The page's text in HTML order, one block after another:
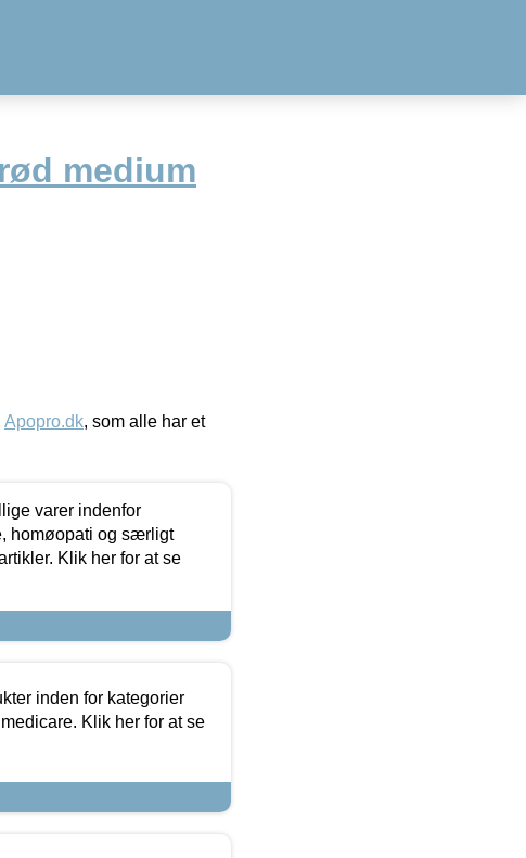
medium
Apopro.dk, som alle har et
varer indenfor
homøopati og særligt
Klik her for at se
inden for kategorier
Klik her for at se